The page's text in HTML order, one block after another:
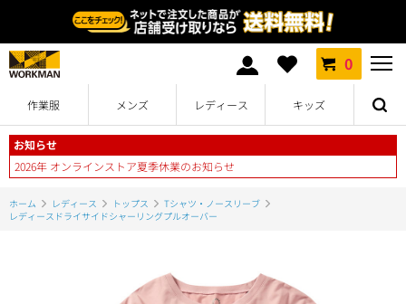
0
作業服 メンズ レディース キッズ
お知らせ
2026年 オンラインストア夏季休業のお知らせ
ホーム レディース トップス
Tシャツ・ノースリーブ
レディースドライサイドシャーリングプルオーバー